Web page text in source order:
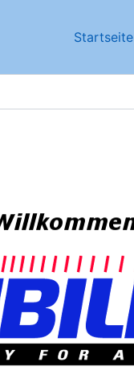
Startseite